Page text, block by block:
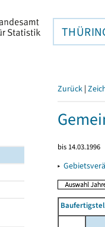
Zurück |
bis 14.03.1996
▸